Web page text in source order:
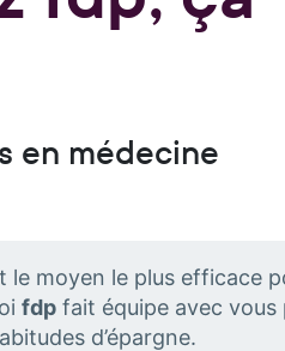
en médecine
moyen le plus efficace
fdp fait équipe avec vous
d’épargne.